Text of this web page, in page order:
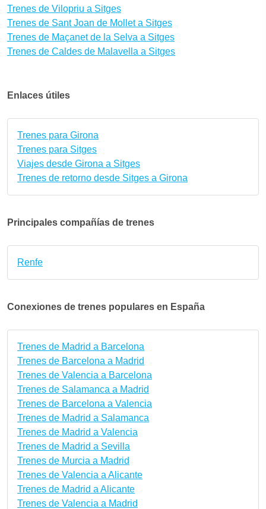
Trenes de Vilopriu a Sitges
Trenes de Sant Joan de Mollet a Sitges
Trenes de Maçanet de la Selva a Sitges
Trenes de Caldes de Malavella a Sitges
Enlaces útiles
Trenes para Girona
Trenes para Sitges
Viajes desde Girona a Sitges
Trenes de retorno desde Sitges a Girona
Principales compañías de trenes
Renfe
Conexiones de trenes populares en España
Trenes de Madrid a Barcelona
Trenes de Barcelona a Madrid
Trenes de Valencia a Barcelona
Trenes de Salamanca a Madrid
Trenes de Barcelona a Valencia
Trenes de Madrid a Salamanca
Trenes de Madrid a Valencia
Trenes de Madrid a Sevilla
Trenes de Murcia a Madrid
Trenes de Valencia a Alicante
Trenes de Madrid a Alicante
Trenes de Valencia a Madrid